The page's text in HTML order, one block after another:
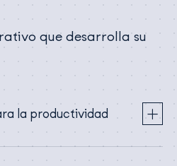
que desarrolla su
la productividad